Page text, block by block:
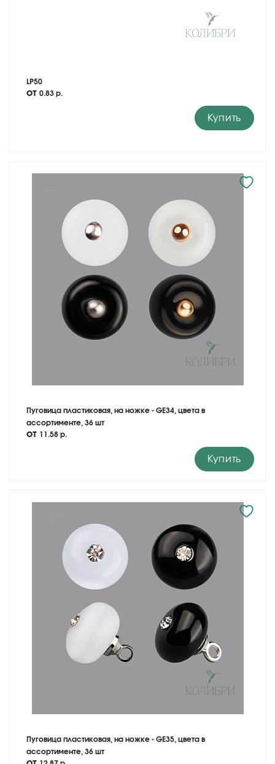
LP50
от 0.83 р.
Купить
Пуговица пластиковая, на ножке - GE34, цвета в
ассортименте, 36 шт
от 11.58 р.
Купить
Пуговица пластиковая, на ножке - GE35, цвета в
ассортименте, 36 шт